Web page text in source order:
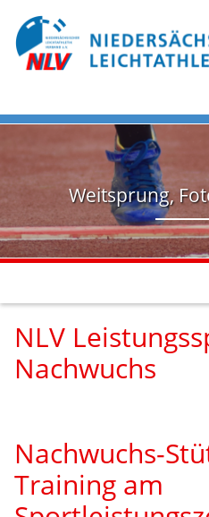
Weitsprung,
NLV
Nachwuchs
Nachwuchs-
Training am